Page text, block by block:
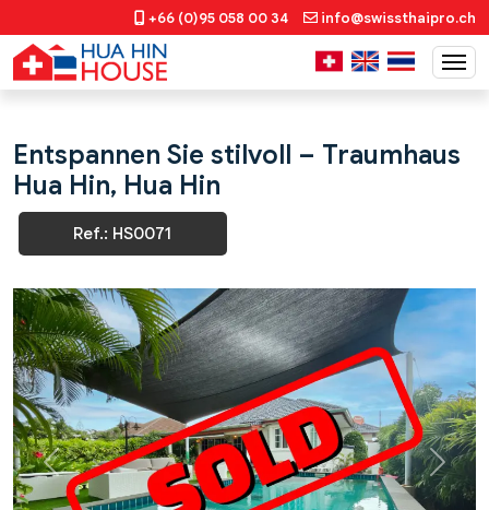
+66 (0)95 058 00 34 info@swissthaipro.ch
Entspannen Sie stilvoll – Traumhaus
Hua Hin, Hua Hin
Ref.: HS0071
Previous Next